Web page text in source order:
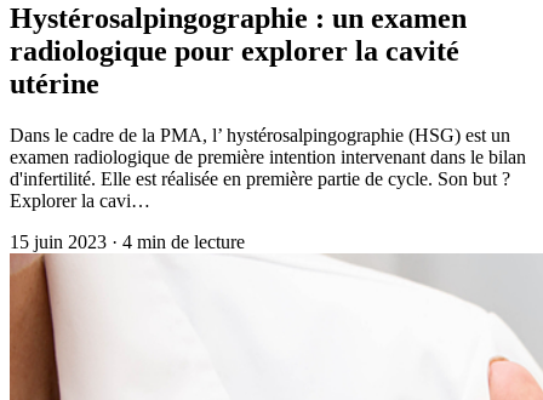
Hystérosalpingographie : un examen
radiologique pour explorer la cavité
utérine
Dans le cadre de la PMA, l’ hystérosalpingographie (HSG) est un
examen radiologique de première intention intervenant dans le bilan
d'infertilité. Elle est réalisée en première partie de cycle. Son but ?
Explorer la cavi…
15 juin 2023 · 4 min de lecture